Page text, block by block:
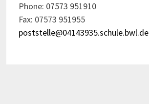
Phone: 07573 951910
Fax: 07573 951955
poststelle@04143935.schule.bwl.de